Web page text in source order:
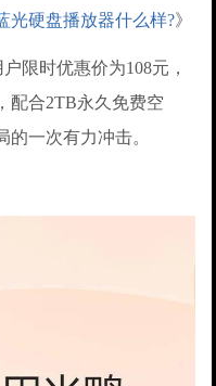
光硬盘播放器什么样?》
限时优惠价为108元，
配合2TB永久免费空
一次有力冲击。